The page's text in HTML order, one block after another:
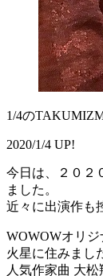
1/4の
2020/1/4 UP!
今日は、２０２
ました。
近々に出演作も
WOWOWオリ
火星に住みまし
人気作家曲 大松